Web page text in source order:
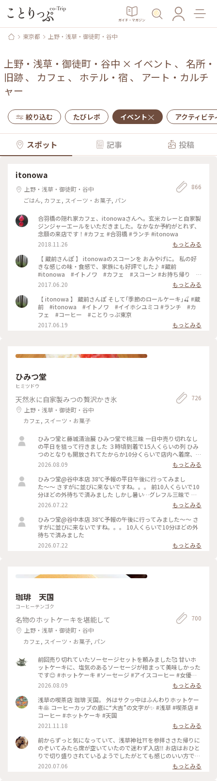
ガイド・マガジン
東京都 上野・浅草・御徒町・谷中
上野・浅草・御徒町・谷中 × イベント 、 名所・
旧跡、 カフェ 、 ホテル・宿 、 アート・カルチ
ャー
絞り込む たびレポ イベント アクティビテ
スポット 記事 投稿
itonowa
上野・浅草・御徒町・谷中
ごはん, カフェ, スイーツ・お菓子, パン
866
合羽橋の隠れ家カフェ、itonowaさんへ。玄米カレーと自家製
ジンジャーエールをいただきました。なかなか予約がとれず、
念願の来店です！#カフェ #合羽橋 #ランチ #itonowa
2018.11.26
もっとみる
【 蔵前さんぽ 】 itonowaのスコーンを おみやげに。 私の好
きな感じの味・食感で、家族にも好評でした♪ #蔵前
#itonowa #イトノワ #カフェ #スコーン #お持ち帰り #
おみやげ
2017.06.20
もっとみる
【 itonowa 】 蔵前さんぽ そして｢季節のロールケーキ｣🍒 #蔵
前 #itonowa #イトノワ #イイホシユミコ #ランチ #カ
フェ #コーヒー #ことりっぷ東京
2017.06.19
もっとみる
ひみつ堂
ヒミツドウ
天然氷に自家製みつの贅沢かき氷
上野・浅草・御徒町・谷中
カフェ, スイーツ・お菓子
726
ひみつ堂と藤城清治展 ひみつ堂で桃三昧 一日中売り切れなし
の平日を狙って行きました ３時頃到着で15人くらいの列 ひみ
つのとなりも開放されてたからか10分くらいで店内へ着席、、
超スムーズ！ カウンター席は目の前でいろいろなかき氷の過
程が見られて楽しい。。目移りしてしまう👀 桃三昧は見た目
のまんま 余計な味がしないフレッシュな桃！ 中に隠れたクリ
ームが冷えた舌を休ませてくれます これ、かなり重要です！
この日は日本橋丸善で開催中の藤城清治先生の版画展にも 102
歳になられた今年も新作を披露されてます 写真はNGですが前
回より作品がたくさんあって楽しめました
2026.08.09
もっとみる
ひみつ堂@谷中本店 38℃予報の平日午後に行ってみまし
た〜〜 さすがに並びに来ないですね。。。 前10人くらいで10
分ほどの外待ちで済みました しかし暑い…グレフル三昧で 果
肉たくさん載って甘いと苦いがちょうどいい！ よーぐると蜜
がいらないくらいしっかり柑橘の味🍋 溶けても生ジュースみ
たいで最後まで美味しかった 夜の部で桃メニューが出る日で
迷ったけどさすがに２時間待てない、、、 それに17時からけ
っこう並ぶのよね。。日没前でまだ暑いし！ 以外と日中は穴
2026.07.22
もっとみる
ひみつ堂@谷中本店 38℃予報の午後に行ってみました〜〜 さ
すがに並びに来ないですね。。。 10人くらいで10分ほどの外
待ちで済みました
2026.07.22
もっとみる
珈琲 天国
コーヒーテンゴク
名物のホットケーキを堪能して
上野・浅草・御徒町・谷中
カフェ, スイーツ・お菓子, パン
700
前回売り切れていたソーセージセットを頼みました🥰 甘いホ
ットケーキに、塩気のあるソーセージが相まって美味しかった
です😊 #ホットケーキ #ソーセージ #アイスコーヒー #女優め
し
2026.08.09
もっとみる
浅草の喫茶店 珈琲 天国。 外はサクッ中はふんわりホットケー
キ🥞 コーヒーカップの底に“大吉”の文字が✨ #浅草 #喫茶店 #
コーヒー #ホットケーキ #天国
2021.11.18
もっとみる
前からずっと気になっていて、浅草神社⛩を参拝ささた帰りに
のぞいてみたら席が空いていたので迷わず入店‼️ お店はおひと
りで切り盛りされているようでしたがとても感じのいい方で、
ホットケーキ🥞は昔ながらの素朴なかんじがコーヒー☕️によく
合って美味しかった😆💕
2020.07.06 もっとみる